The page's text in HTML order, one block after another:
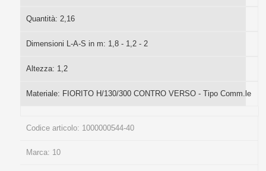
Quantità: 2,16
Dimensioni L-A-S in m: 1,8 - 1,2 - 2
Altezza: 1,2
Materiale: FIORITO H/130/300 CONTRO VERSO - Tipo Comm.le
Codice articolo: 1000000544-40
Marca: 10